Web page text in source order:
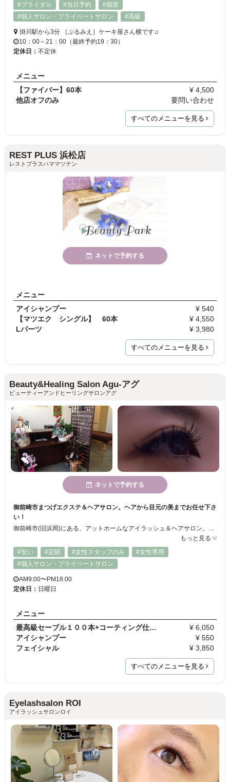
#ブライダル
#当日予約
#個室
#個人サロン・プライベートサロン
#高級
掛川駅から3分 ［ぷるみえ］ケーキ屋さん横です♫
10：00～21：00（最終予約19：30）
定休日： 不定休
メニュー
【ファイバー】60本
¥ 4,500
他店オフのみ
要問い合わせ
すべてのメニューを見る
REST PLUS 浜松店
レストプラスハママツテン
ネットで予約する
メニュー
アイシャンプー
¥ 540
【マツエク シングル】 60本
¥ 4,550
Lパーツ
¥ 3,980
すべてのメニューを見る
Beauty&Healing Salon Agu-アグ
ビューティーアンドヒーリングサロンアグ
ネットで予約する
御前崎市まつげエクステ＆ヘアサロン。ヘアから目元の美までお任せ下さ
い！
御前崎市(旧浜岡)にある、アットホームなアイラッシュ＆ヘアサロン。まつげエクステの、カール、細さ、長さ、カラー、豊富な品揃えでお客様1人1人に合ったデザインをカウンセリングを通して施術しています。持ちの長さでも、お客様にご好評頂いております。 リクライニングソファーに包まれながらリラックスして施術を受けられるので腰痛ある方や妊婦さんにもご利用頂けます。
もっと見る
#安い
#定額 #女性スタッフのみ
#女性専用
#個人サロン・プライベートサロン
AM9:00〜PM18:00
定休日： 日曜日
メニュー
最高級セーブル１００本+コーティング仕上げ
¥ 6,050
アイシャンプー
¥ 550
フェイシャル
¥ 3,850
すべてのメニューを見る
Eyelashsalon ROI
アイラッシュサロンロイ